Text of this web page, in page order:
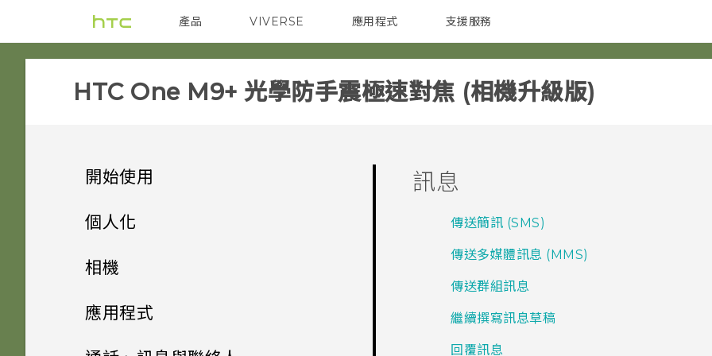
產品
VIVE 智能手機 G REIGNS 配件
VIVERSE 應用程式 支援服務
HTC One M9+ 光學防手震極速對焦 (相機升級版)‎
開始使用
手機上的各種便利功能
指紋感應器
影像
速對焦
個人化
手機設定及傳輸
透過藍牙從舊手機傳輸聯絡人
初次設定 HTC One M9+ 光學
相機
相機
相機畫面
應用程式
HTC BlinkFeed
訊息
傳送簡訊 (SMS)
傳送多媒體訊息 (MMS)
傳送群組訊息
繼續撰寫訊息草稿
回覆訊息